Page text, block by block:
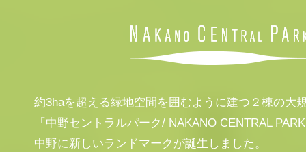
約3haを超える緑地空間を囲むように建つ２棟の大
「中野セントラルパーク/ NAKANO CENTRAL
中野に新しいランドマークが誕生しました。